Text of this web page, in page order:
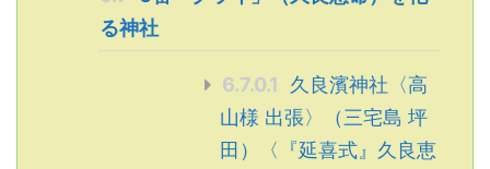
る神社
6.7.0.1
久良濱神社〈高
山様 出張〉（三宅島 坪
田）〈『延喜式』久良恵